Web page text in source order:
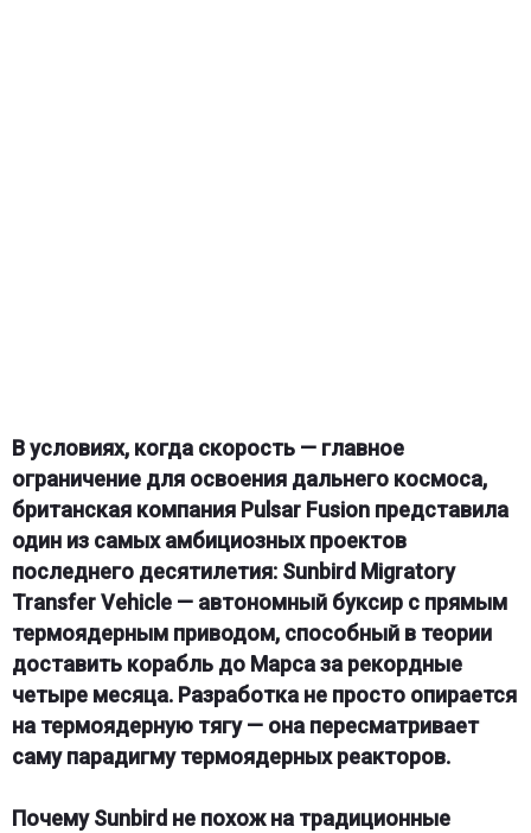
В условиях, когда скорость — главное
ограничение для освоения дальнего космоса,
британская компания Pulsar Fusion представила
один из самых амбициозных проектов
последнего десятилетия: Sunbird Migratory
Transfer Vehicle — автономный буксир с прямым
термоядерным приводом, способный в теории
доставить корабль до Марса за рекордные
четыре месяца. Разработка не просто опирается
на термоядерную тягу — она пересматривает
саму парадигму термоядерных реакторов.
Почему Sunbird не похож на традиционные